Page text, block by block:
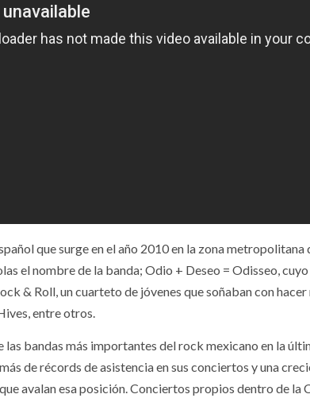
que surge en el año 2010 en la zona metropolitana
el nombre de la banda; Odio + Deseo = Odisseo,
& Roll, un cuarteto de jóvenes que soñaban con
entre otros.
las bandas más importantes del rock mexicano en la
de récords de asistencia en sus conciertos y una
avalan esa posición. Conciertos propios dentro de la